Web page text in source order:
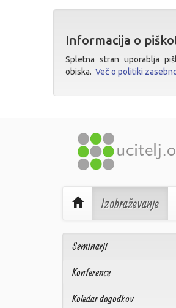
Informacija o
Spletna stran uporablja
obiska. Več o politiki
Izobraževanje
Seminarji
Konference
Koledar dogodkov